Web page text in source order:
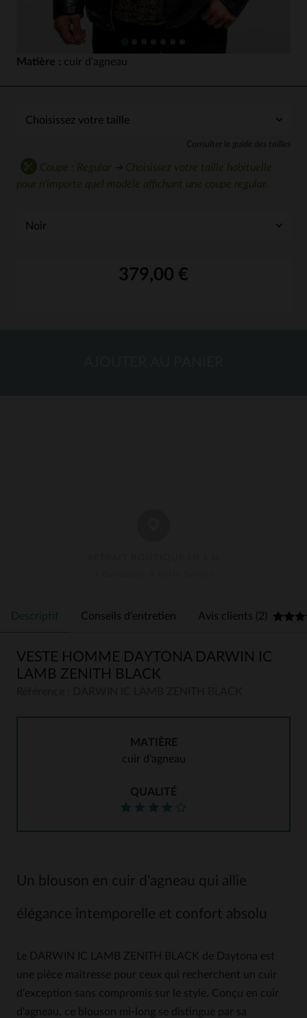
Matière : cuir d'agneau
Consulter le guide des tailles
Coupe : Regular ➔ Choisissez votre taille habituelle
pour n'importe quel modèle affichant une coupe regular.
379,00 €
Descriptif Conseils d'entretien Avis clients (2)
VESTE HOMME DAYTONA DARWIN IC
LAMB ZENITH BLACK
MATIÈRE
cuir d'agneau
QUALITÉ
Un blouson en cuir d'agneau qui allie
élégance intemporelle et confort absolu
Le DARWIN IC LAMB ZENITH BLACK de Daytona est
une pièce maîtresse pour ceux qui recherchent un cuir
d'exception sans compromis sur le style. Conçu en cuir
d'agneau, ce blouson mi-long se distingue par sa